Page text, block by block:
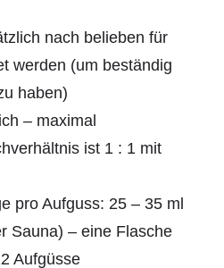
nach belieben für
werden (um beständig
haben)
– maximal
ist 1 : 1 mit
pro Aufguss: 25 – 35 ml
Sauna) – eine Flasche
Aufgüsse